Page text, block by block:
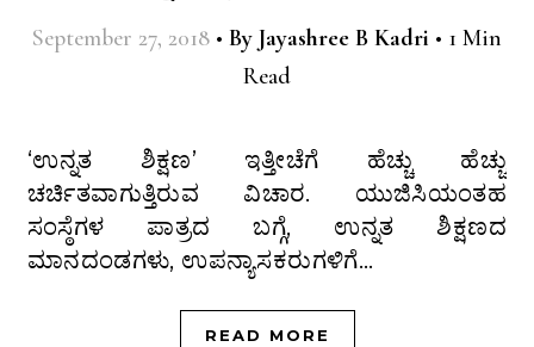
September 27, 2018 • By Jayashree B Kadri • 1 Min
Read
‘ಉನ್ನತ ಶಿಕ್ಷಣ’ ಇತ್ತೀಚೆಗೆ ಹೆಚ್ಚು ಹೆಚ್ಚು
ಚರ್ಚಿತವಾಗುತ್ತಿರುವ ವಿಚಾರ. ಯುಜಿಸಿಯಂತಹ
ಸಂಸ್ಠೆಗಳ ಪಾತ್ರದ ಬಗ್ಗೆ, ಉನ್ನತ ಶಿಕ್ಷಣದ
ಮಾನದಂಡಗಳು, ಉಪನ್ಯಾಸಕರುಗಳಿಗೆ…
READ MORE